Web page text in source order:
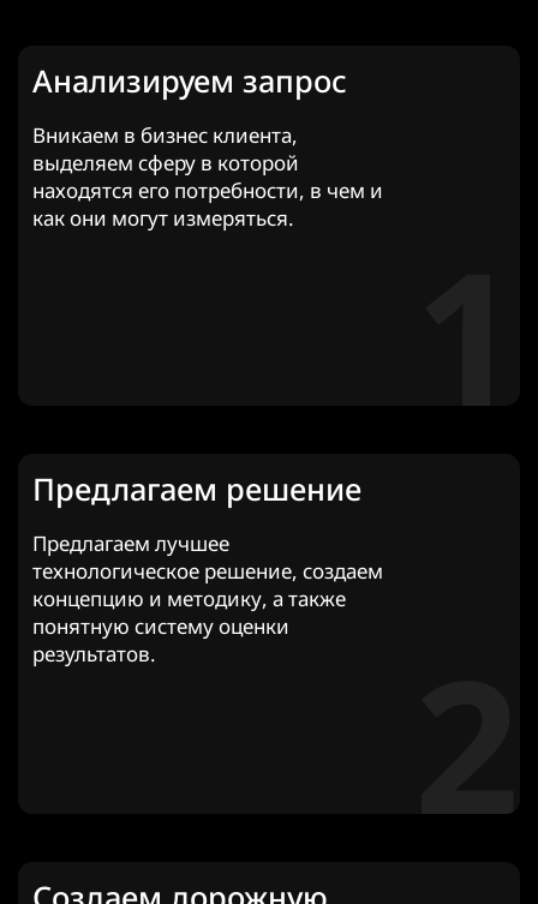
Анализируем запрос
Вникаем в бизнес клиента,
выделяем сферу в которой
находятся его потребности, в чем и
как они могут измеряться.
1
Предлагаем решение
Предлагаем лучшее
технологическое решение, создаем
концепцию и методику, а также
понятную систему оценки
результатов.
2